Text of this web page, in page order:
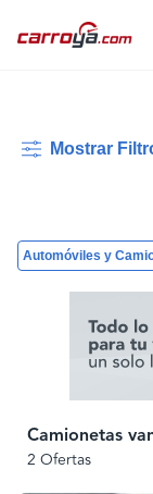
Mostrar
Automóviles y
Camionetas
2 Ofertas